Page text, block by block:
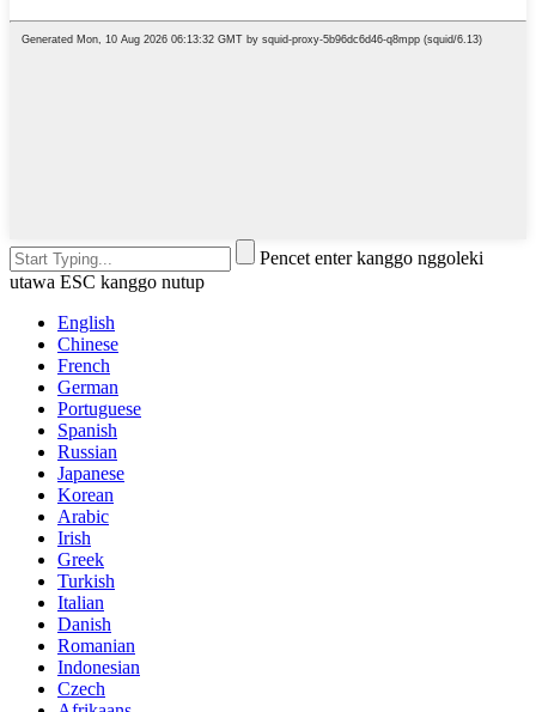
Pencet enter kanggo nggoleki
utawa ESC kanggo nutup
English
Chinese
French
German
Portuguese
Spanish
Russian
Japanese
Korean
Arabic
Irish
Greek
Turkish
Italian
Danish
Romanian
Indonesian
Czech